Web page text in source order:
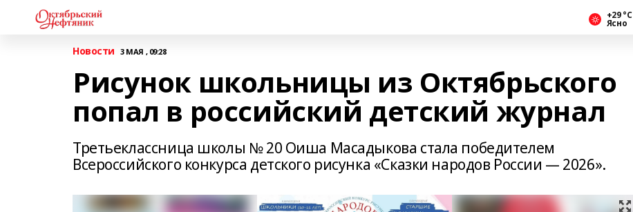
+29 °С
Ясно
Новости 3 МАЯ , 09:28
Рисунок школьницы из Октябрьского
попал в российский детский журнал
Третьеклассница школы № 20 Оиша Масадыкова стала победителем
Всероссийского конкурса детского рисунка «Сказки народов России — 2026».